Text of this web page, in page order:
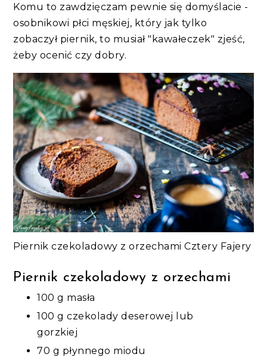
Komu to zawdzięczam pewnie się domyślacie -
osobnikowi płci męskiej, który jak tylko
zobaczył piernik, to musiał "kawałeczek" zjeść,
żeby ocenić czy dobry.
Piernik czekoladowy z orzechami Cztery Fajery
Piernik czekoladowy z orzechami
100 g masła
100 g czekolady deserowej lub
gorzkiej
70 g płynnego miodu